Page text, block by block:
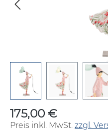
Regulärer Preis:
175,00 €
Preis inkl. MwSt. zzgl.